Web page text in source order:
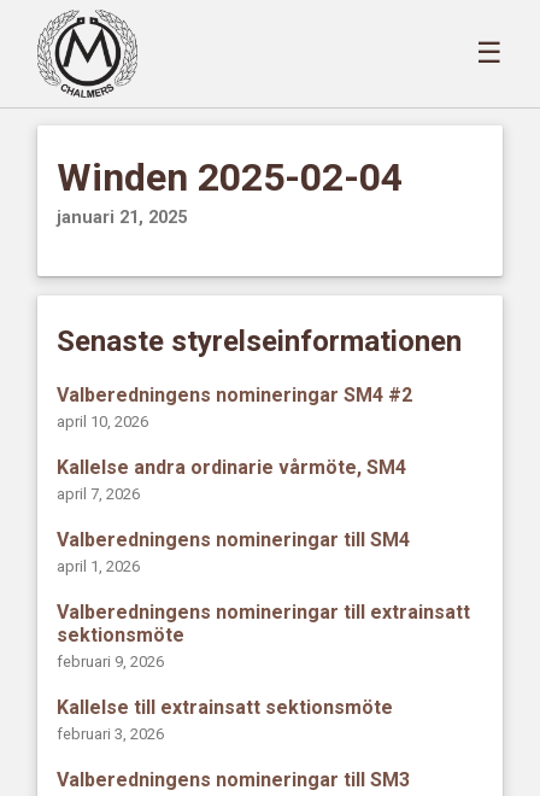
☰
Winden 2025-02-04
januari 21, 2025
Senaste styrelseinformationen
Valberedningens nomineringar SM4 #2
april 10, 2026
Kallelse andra ordinarie vårmöte, SM4
april 7, 2026
Valberedningens nomineringar till SM4
april 1, 2026
Valberedningens nomineringar till extrainsatt
sektionsmöte
februari 9, 2026
Kallelse till extrainsatt sektionsmöte
februari 3, 2026
Valberedningens nomineringar till SM3